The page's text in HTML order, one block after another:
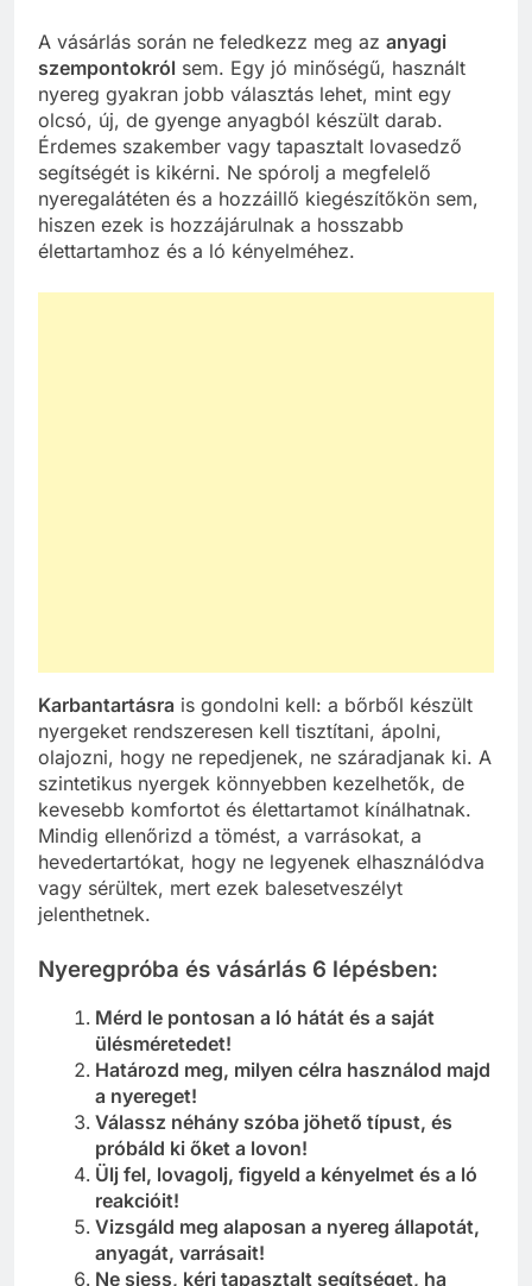
A vásárlás során ne feledkezz meg az anyagi
szempontokról sem. Egy jó minőségű, használt
nyereg gyakran jobb választás lehet, mint egy
olcsó, új, de gyenge anyagból készült darab.
Érdemes szakember vagy tapasztalt lovasedző
segítségét is kikérni. Ne spórolj a megfelelő
nyeregalátéten és a hozzáillő kiegészítőkön sem,
hiszen ezek is hozzájárulnak a hosszabb
élettartamhoz és a ló kényelméhez.
Karbantartásra is gondolni kell: a bőrből készült
nyergeket rendszeresen kell tisztítani, ápolni,
olajozni, hogy ne repedjenek, ne száradjanak ki. A
szintetikus nyergek könnyebben kezelhetők, de
kevesebb komfortot és élettartamot kínálhatnak.
Mindig ellenőrizd a tömést, a varrásokat, a
hevedertartókat, hogy ne legyenek elhasználódva
vagy sérültek, mert ezek balesetveszélyt
jelenthetnek.
Nyeregpróba és vásárlás 6 lépésben:
Mérd le pontosan a ló hátát és a saját
ülésméretedet!
Határozd meg, milyen célra használod majd
a nyereget!
Válassz néhány szóba jöhető típust, és
próbáld ki őket a lovon!
Ülj fel, lovagolj, figyeld a kényelmet és a ló
reakcióit!
Vizsgáld meg alaposan a nyereg állapotát,
anyagát, varrásait!
Ne siess, kérj tapasztalt segítséget, ha